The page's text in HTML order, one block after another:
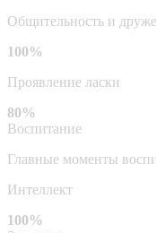
Общительность и
100%
Проявление ласки
80%
Воспитание
Главные моменты
Интеллект
100%